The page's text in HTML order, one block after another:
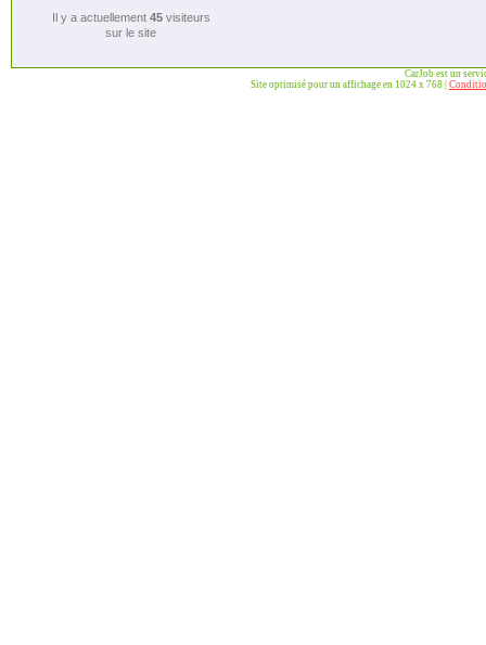
Il y a actuellement 45visiteurs
sur le site
CarJob est un
Site optimisé pour un affichage en 1024 x 768 |